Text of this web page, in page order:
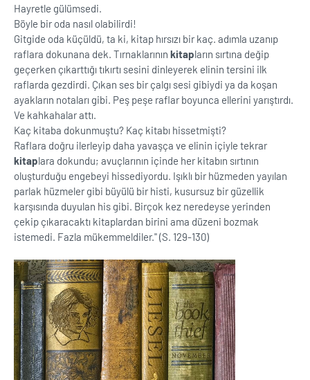
Hayretle gülümsedi.
Böyle bir oda nasıl olabilirdi!
Gitgide oda küçüldü, ta ki, kitap hırsızı bir kaç. adımla uzanıp
raflara dokunana dek. Tırnaklarının kitapların sırtına değip
geçerken çıkarttığı tıkırtı sesini dinleyerek elinin tersini ilk
raflarda gezdirdi. Çıkan ses bir çalgı sesi gibiydi ya da koşan
ayakların notaları gibi. Peş peşe raflar boyunca ellerini yarıştırdı.
Ve kahkahalar attı.
Kaç kitaba dokunmuştu? Kaç kitabı hissetmişti?
Raflara doğru ilerleyip daha yavaşça ve elinin içiyle tekrar
kitaplara dokundu; avuçlarının içinde her kitabın sırtının
oluşturduğu engebeyi hissediyordu. Işıklı bir hüzmeden yayılan
parlak hüzmeler gibi büyülü bir histi, kusursuz bir güzellik
karşısında duyulan his gibi. Birçok kez neredeyse yerinden
çekip çıkaracaktı kitaplardan birini ama düzeni bozmak
istemedi. Fazla mükemmeldiler.'' (S. 129-130)